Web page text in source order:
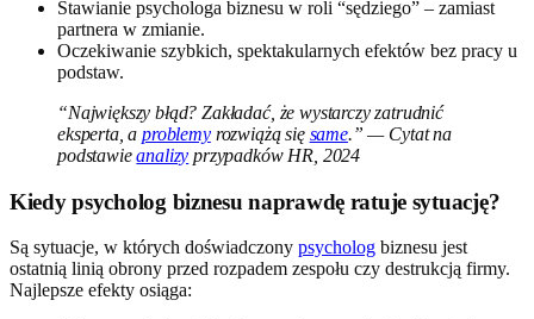
Stawianie psychologa biznesu w roli “sędziego” – zamiast
partnera w zmianie.
Oczekiwanie szybkich, spektakularnych efektów bez pracy u
podstaw.
“Największy błąd? Zakładać, że wystarczy zatrudnić
eksperta, aproblemyrozwiążą się same.” — Cytat na
podstawieanalizy przypadków HR, 2024
Kiedy psycholog biznesu naprawdę ratuje sytuację?
Są sytuacje, w których doświadczony psycholog biznesu jest
ostatnią linią obrony przed rozpadem zespołu czy destrukcją firmy.
Najlepsze efekty osiąga: